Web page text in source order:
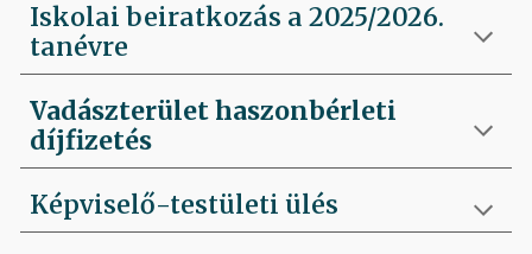
Iskolai beiratkozás a 2025/2026.
tanévre
Vadászterület haszonbérleti
díjfizetés
Képviselő-testületi ülés